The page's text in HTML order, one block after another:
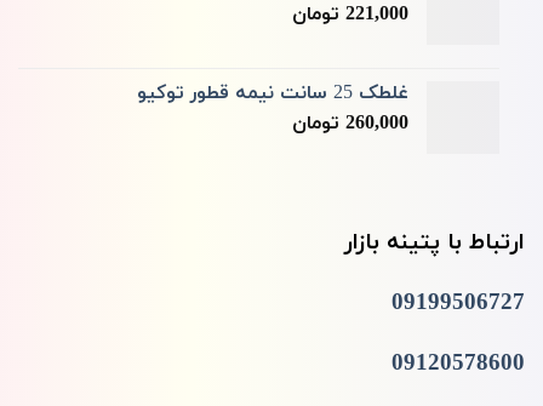
221,000 تومان
غلطک 25 سانت نیمه قطور توکیو
260,000 تومان
ارتباط با پتینه بازار
09199506727
09120578600